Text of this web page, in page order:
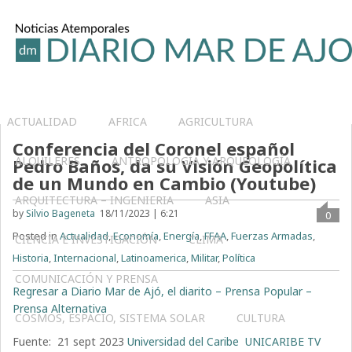
ACTUALIDAD AFRICA AGRICULTURA
ALQUILERES ANTROPOLOGÍA Y ARQUEOLOGÍA
ARQUITECTURA – INGENIERIA ASIA
CIENCIA E INVESTIGACIÓN CLIMA
COMUNICACIÓN Y PRENSA
COSMOS, ESPACIO, SISTEMA SOLAR CULTURA
Conferencia del Coronel español
Pedro Baños, da su Visión Geopolítica
de un Mundo en Cambio (Youtube)
by Silvio Bageneta 18/11/2023 | 6:21
0
Posted inActualidad,Economía,Energía,FFAA,Fuerzas Armadas,
Historia,Internacional,Latinoamerica,Militar,Política
Regresar a Diario Mar de Ajó, el diarito – Prensa Popular –
Prensa Alternativa
Fuente: 21 sept 2023Universidad del Caribe UNICARIBE TV